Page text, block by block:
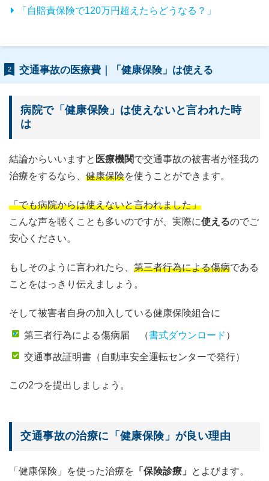
「自賠責保険で120万円超えたらどうなる？」
2 交通事故の医療費｜「健康保険」は使える
病院で「健康保険」は使えないと言われた時
は
結論からいいますと 医療機関で交通事故の被害者が怪我の
治療をするなら、 健康保険を使うことができます。
「でも病院からは使えないと言われました」
こんな声を聴くことも多いのですが、実際に使えるのでご
安心ください。
もしそのように言われたら、 第三者行為による傷病である
ことをはっきり伝えましょう。
そして被害者自身の加入している健康保険組合に
第三者行為による傷病届 （書式ダウンロード ）
交通事故証明書（自動車安全運転センターで発行）
この2つを提出しましょう。
交通事故の治療に「健康保険」が良い理由
「健康保険」を使った治療を 「保険診療」
とよびます。